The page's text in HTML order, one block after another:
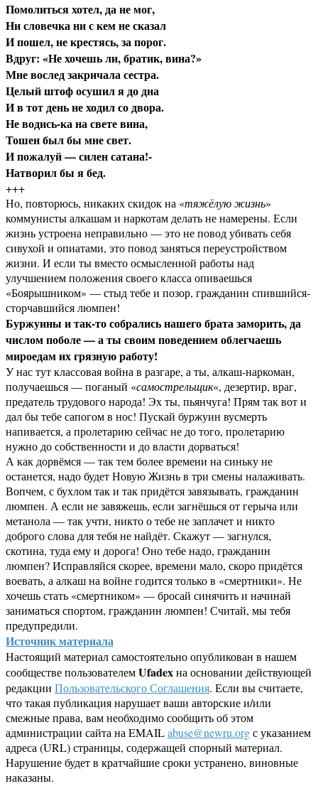
Помолиться хотел, да не мог,
Ни словечка ни с кем не сказал
И пошел, не крестясь, за порог.
Вдруг: «Не хочешь ли, братик, вина?»
Мне вослед закричала сестра.
Целый штоф осушил я до дна
И в тот день не ходил со двора.
Не водись-ка на свете вина,
Тошен был бы мне свет.
И пожалуй — силен сатана!-
Натворил бы я бед.
+++
Но, повторюсь, никаких скидок на «тяжёлую жизнь»
коммунисты алкашам и наркотам делать не намерены. Если
жизнь устроена неправильно — это не повод убивать себя
сивухой и опиатами, это повод заняться переустройством
жизни. И если ты вместо осмысленной работы над
улучшением положения своего класса опиваешься
«Боярышником» — стыд тебе и позор, гражданин спившийся-
сторчавшийся люмпен!
Буржуины и так-то собрались нашего брата заморить, да
числом поболе — а ты своим поведением облегчаешь
мироедам их грязную работу!
У нас тут классовая война в разгаре, а ты, алкаш-наркоман,
получаешься — поганый «самострельщик«, дезертир, враг,
предатель трудового народа! Эх ты, пьянчуга! Прям так вот и
дал бы тебе сапогом в нос! Пускай буржуин вусмерть
напивается, а пролетарию сейчас не до того, пролетарию
нужно до собственности и до власти дорваться!
А как дорвёмся — так тем более времени на синьку не
останется, надо будет Новую Жизнь в три смены налаживать.
Вопчем, с бухлом так и так придётся завязывать, гражданин
люмпен. А если не завяжешь, если загнёшься от герыча или
метанола — так учти, никто о тебе не заплачет и никто
доброго слова для тебя не найдёт. Скажут — загнулся,
скотина, туда ему и дорога! Оно тебе надо, гражданин
люмпен? Исправляйся скорее, времени мало, скоро придётся
воевать, а алкаш на войне годится только в «смертники». Не
хочешь стать «смертником» — бросай синячить и начинай
заниматься спортом, гражданин люмпен! Считай, мы тебя
предупредили.
Источник материала
Настоящий материал самостоятельно опубликован в нашем
сообществе пользователемUfadexна основании действующей
редакции Пользовательского Соглашения. Если вы считаете,
что такая публикация нарушает ваши авторские и/или
смежные права, вам необходимо сообщить об этом
администрации сайта на EMAILabuse@newru.orgс указанием
адреса (URL) страницы, содержащей спорный материал.
Нарушение будет в кратчайшие сроки устранено, виновные
наказаны.